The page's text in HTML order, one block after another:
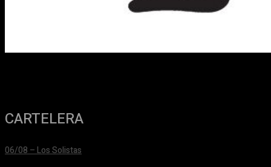
CARTELERA
06/08 – Los Solistas